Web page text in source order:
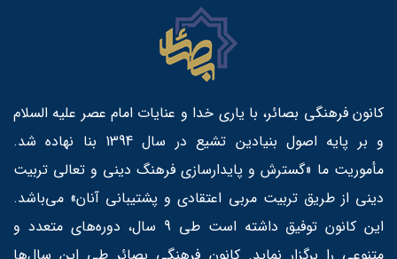
کانون فرهنگی بصائر، با یاری خدا و عنایات امام عصر علیه السلام
و بر پایه اصول بنیادین تشیع در سال 1394 بنا نهاده شد.
مأموریت ما «گسترش و پایدارسازی فرهنگ دینی و تعالی تربیت
دینی از طریق تربیت مربی اعتقادی و پشتیبانی آنان» می‌باشد.
این کانون توفیق داشته است طی 9 سال، دوره‌های متعدد و